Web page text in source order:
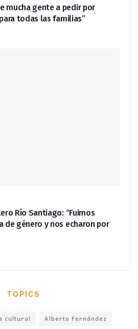
mucha gente a pedir por
todas las familias”
Río Santiago: “Fuimos
de género y nos echaron por
TOPICS
cultural
Alberto Fernández